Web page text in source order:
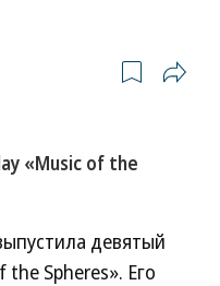
«Music of the
девятый
Spheres». Его